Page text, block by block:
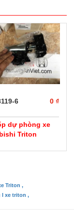
6 0 ₫
dự phòng xe
Triton
Triton ,
I xe triton ,